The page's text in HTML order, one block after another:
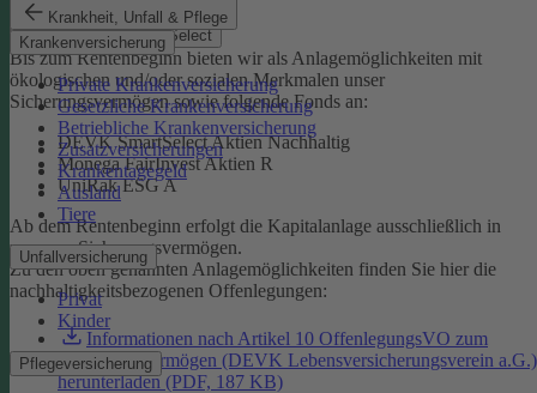
Krankheit, Unfall & Pflege
Krankenversicherung
Private Krankenversicherung
Gesetzliche Krankenversicherung
Betriebliche Krankenversicherung
Zusatzversicherungen
Krankentagegeld
Ausland
Tiere
Unfallversicherung
Privat
Kinder
Pflegeversicherung
SpardaFlexiVorsorge Select
Bis zum Rentenbeginn bieten wir als Anlagemöglichkeiten mit
ökologischen und/oder sozialen Merkmalen unser
Sicherungsvermögen sowie folgende Fonds an:
DEVK SmartSelect Aktien Nachhaltig
Monega FairInvest Aktien R
UniRak ESG A
Ab dem Rentenbeginn erfolgt die Kapitalanlage ausschließlich in
unserem Sicherungsvermögen.
Zu den oben genannten Anlagemöglichkeiten finden Sie hier die
nachhaltigkeitsbezogenen Offenlegungen:
Informationen nach Artikel 10 OffenlegungsVO zum
Sicherungsvermögen (DEVK Lebensversicherungsverein a.G.)
herunterladen (PDF, 187 KB)